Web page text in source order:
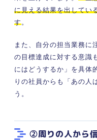
に見える結果を出してい
す。
また、自分の担当業務に
の目標達成に対する意識
にはどうするか」を具体
りの社員からも「あの人
う。
②周りの人から